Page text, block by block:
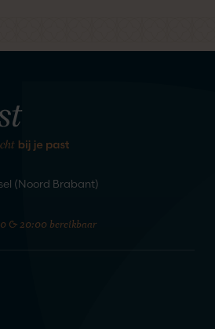
(Noord Brabant)
& 20:00 bereikbaar
om